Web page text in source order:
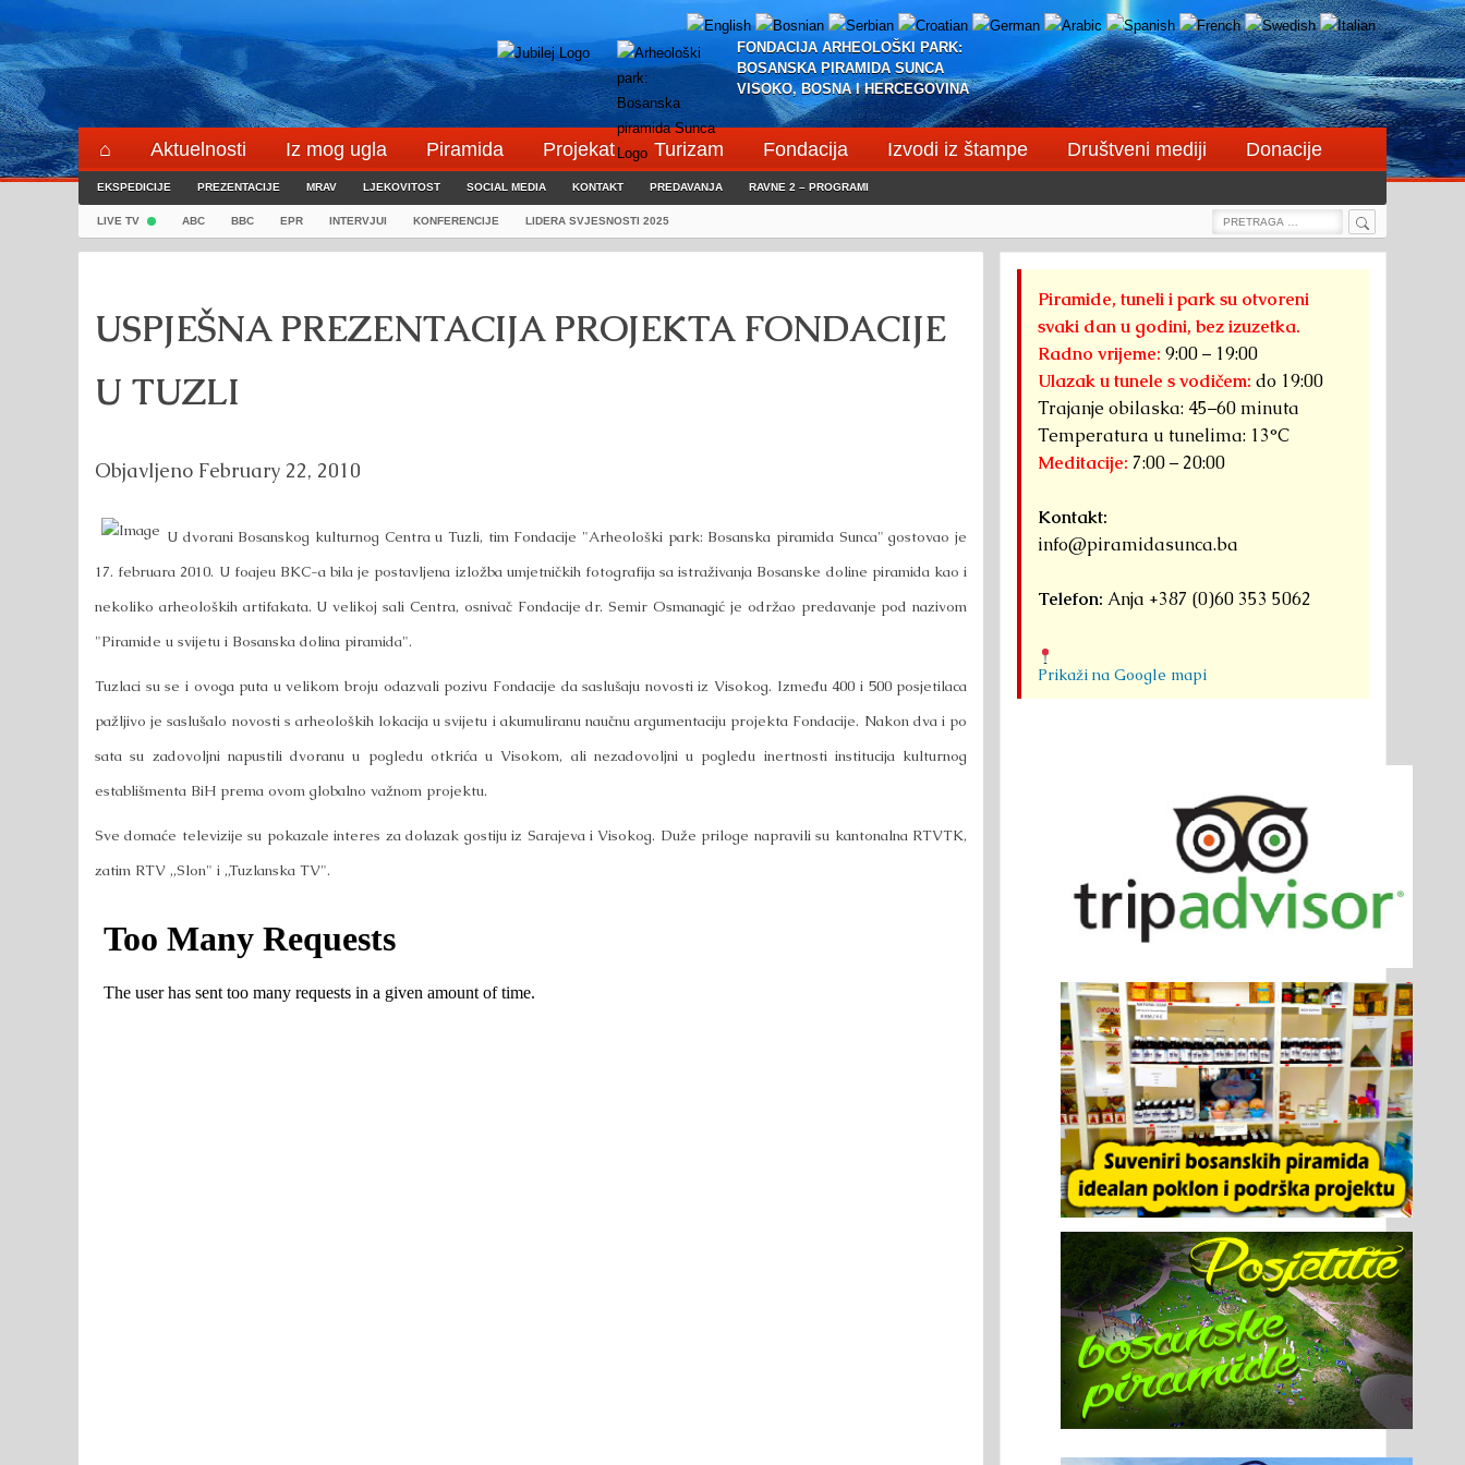
Skip
to
content
FONDACIJA ARHEOLOŠKI PARK:
BOSANSKA PIRAMIDA SUNCA
VISOKO, BOSNA I HERCEGOVINA
⌂ Aktuelnosti Iz mog ugla Piramida Projekat Turizam Fondacija Izvodi iz štampe Društveni mediji
Donacije
Blogeri
⌖
EKSPEDICIJE PREZENTACIJE MRAV LJEKOVITOST SOCIAL MEDIA KONTAKT PREDAVANJA RAVNE 2 – PROGRAMI
LIVE TV ABC BBC EPR INTERVJUI KONFERENCIJE LIDERA SVJESNOSTI 2025
Search
Search
USPJEŠNA PREZENTACIJA PROJEKTA FONDACIJE
U TUZLI
Objavljeno February 22, 2010
U dvorani Bosanskog kulturnog Centra u Tuzli, tim Fondacije "Arheološki park: Bosanska piramida Sunca" gostovao je
17. februara 2010. U foajeu BKC-a bila je postavljena izložba umjetničkih fotografija sa istraživanja Bosanske doline piramida kao i
nekoliko arheoloških artifakata. U velikoj sali Centra, osnivač Fondacije dr.Semir Osmanagić je održao predavanje pod nazivom
"Piramide u svijetu i Bosanska dolina piramida".
Tuzlaci su se i ovoga puta u velikom broju odazvali pozivu Fondacije da saslušaju novosti iz Visokog. Između 400 i 500 posjetilaca
pažljivo je saslušalo novosti s arheoloških lokacija u svijetu i akumuliranu naučnu argumentaciju projekta Fondacije. Nakon dva i po
sata su zadovoljni napustili dvoranu u pogledu otkrića u Visokom, ali nezadovoljni u pogledu inertnosti institucija kulturnog
establišmenta BiH prema ovom globalno važnom projektu.
Sve domaće televizije su pokazale interes za dolazak gostiju iz Sarajeva i Visokog. Duže priloge napravili su kantonalna RTVTK,
zatim RTV „Slon" i „Tuzlanska TV".
Piramide, tuneli i park su otvoreni
svaki dan u godini, bez izuzetka.
Radno vrijeme: 9:00 – 19:00
Ulazak u tunele s vodičem: do 19:00
Trajanje obilaska: 45–60 minuta
Temperatura u tunelima: 13°C
Meditacije: 7:00 – 20:00
Kontakt:
info@piramidasunca.ba
Telefon: Anja +387 (0)60 353 5062
Prikaži na Google mapi